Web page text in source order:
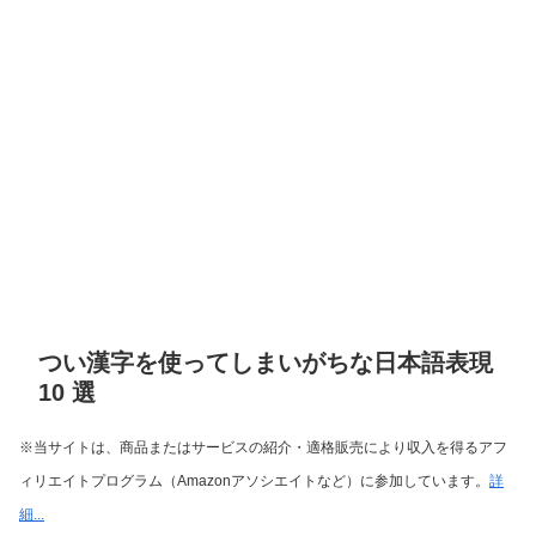
つい漢字を使ってしまいがちな日本語表現
10 選
※当サイトは、商品またはサービスの紹介・適格販売により収入を得るアフ
ィリエイトプログラム（Amazonアソシエイトなど）に参加しています。 詳
細...